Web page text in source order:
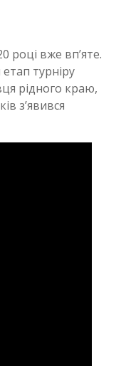
році вже вп’яте.
турніру
рідного краю,
з’явився